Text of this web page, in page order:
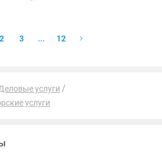
2 3 ... 12
услуги
услуги